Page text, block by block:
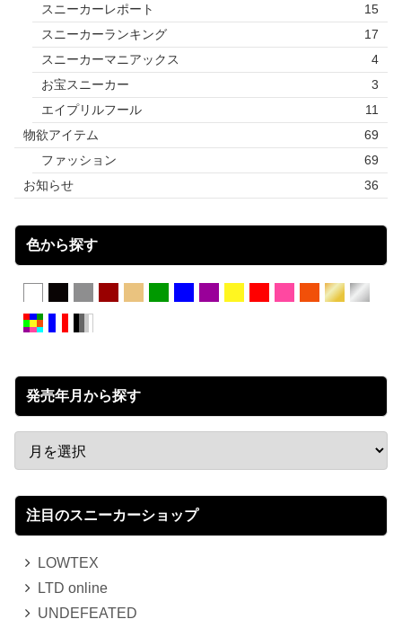
スニーカーレポート
15
スニーカーランキング
17
スニーカーマニアックス
4
お宝スニーカー
3
エイプリルフール
11
物欲アイテム
69
ファッション
69
お知らせ
36
色から探す
発売年月から探す
注目のスニーカーショップ
LOWTEX
LTD online
UNDEFEATED